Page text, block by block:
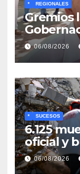
* REGIONALES
Gremios
para
activos
06/08/2026
* SUCESOS
6.125
oficial y
06/08/2026